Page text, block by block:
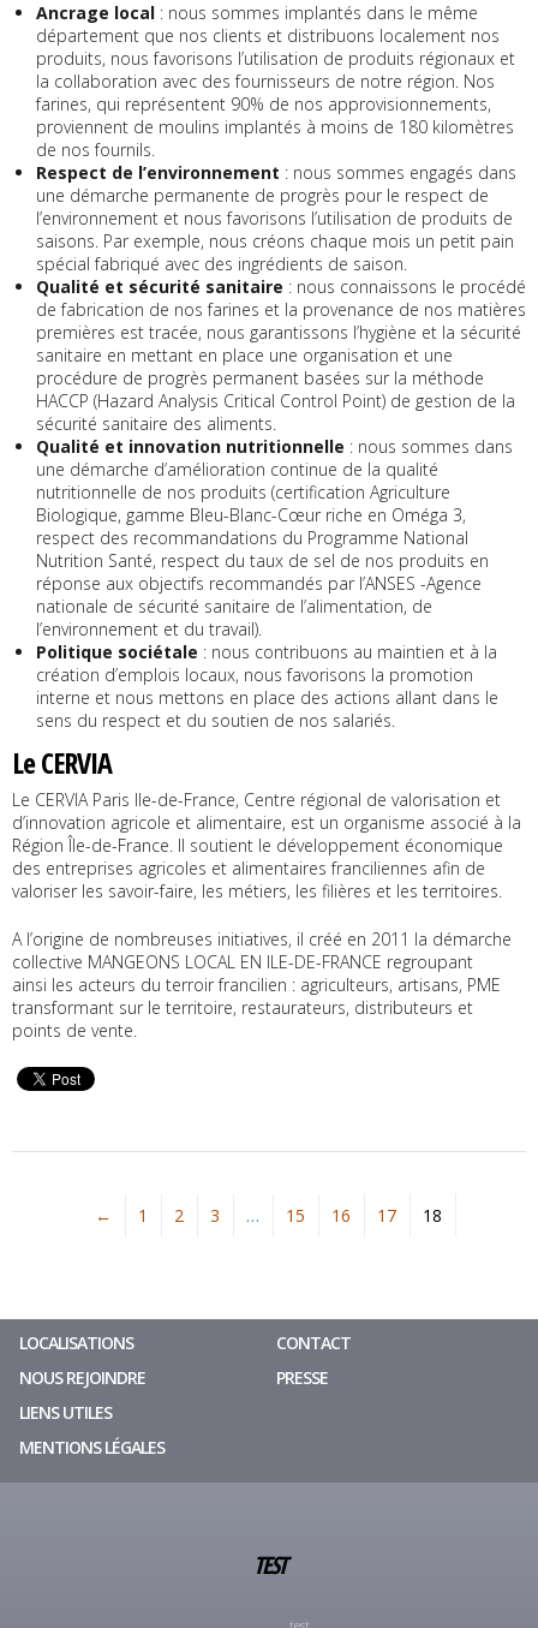
Ancrage local : nous sommes implantés dans le même
département que nos clients et distribuons localement nos
produits, nous favorisons l’utilisation de produits régionaux et
la collaboration avec des fournisseurs de notre région. Nos
farines, qui représentent 90% de nos approvisionnements,
proviennent de moulins implantés à moins de 180 kilomètres
de nos fournils.
Respect de l’environnement : nous sommes engagés dans
une démarche permanente de progrès pour le respect de
l’environnement et nous favorisons l’utilisation de produits de
saisons. Par exemple, nous créons chaque mois un petit pain
spécial fabriqué avec des ingrédients de saison.
Qualité et sécurité sanitaire : nous connaissons le procédé
de fabrication de nos farines et la provenance de nos matières
premières est tracée, nous garantissons l’hygiène et la sécurité
sanitaire en mettant en place une organisation et une
procédure de progrès permanent basées sur la méthode
HACCP (Hazard Analysis Critical Control Point) de gestion de la
sécurité sanitaire des aliments.
Qualité et innovation nutritionnelle : nous sommes dans
une démarche d’amélioration continue de la qualité
nutritionnelle de nos produits (certification Agriculture
Biologique, gamme Bleu-Blanc-Cœur riche en Oméga 3,
respect des recommandations du Programme National
Nutrition Santé, respect du taux de sel de nos produits en
réponse aux objectifs recommandés par l’ANSES -Agence
nationale de sécurité sanitaire de l’alimentation, de
l’environnement et du travail).
Politique sociétale : nous contribuons au maintien et à la
création d’emplois locaux, nous favorisons la promotion
interne et nous mettons en place des actions allant dans le
sens du respect et du soutien de nos salariés.
Le CERVIA
Le CERVIA Paris Ile-de-France, Centre régional de valorisation et
d’innovation agricole et alimentaire, est un organisme associé à la
Région Île-de-France. Il soutient le développement économique
des entreprises agricoles et alimentaires franciliennes afin de
valoriser les savoir-faire, les métiers, les filières et les territoires.
A l’origine de nombreuses initiatives, il créé en 2011 la démarche
collective MANGEONS LOCAL EN ILE-DE-FRANCE regroupant
ainsi les acteurs du terroir francilien : agriculteurs, artisans, PME
transformant sur le territoire, restaurateurs, distributeurs et
points de vente.
← 1 2 3 … 15 16 17 18
LOCALISATIONS
CONTACT
NOUS REJOINDRE
PRESSE
LIENS UTILES
MENTIONS LÉGALES
TEST